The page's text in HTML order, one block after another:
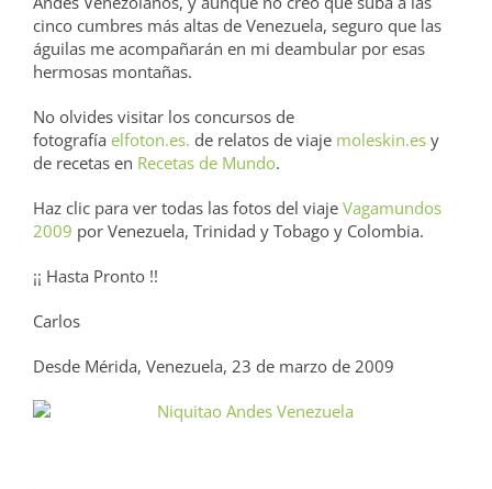
cinco cumbres más altas de Venezuela, seguro que las
águilas me acompañarán en mi deambular por esas
hermosas montañas.
No olvides visitar los concursos de
fotografía elfoton.es. de relatos de viaje moleskin.es y
de recetas en Recetas de Mundo.
Haz clic para ver todas las fotos del viaje Vagamundos
2009 por Venezuela, Trinidad y Tobago y Colombia.
¡¡ Hasta Pronto !!
Carlos
Desde Mérida, Venezuela, 23 de marzo de 2009